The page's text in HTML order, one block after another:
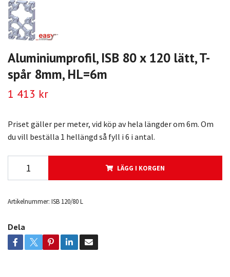
Aluminiumprofil, ISB 80 x 120 lätt, T-
spår 8mm, HL=6m
1 413 kr
Priset gäller per meter, vid köp av hela längder om 6m. Om
du vill beställa 1 hellängd så fyll i 6 i antal.
LÄGG I KORGEN
Artikelnummer: ISB 120/80 L
Dela